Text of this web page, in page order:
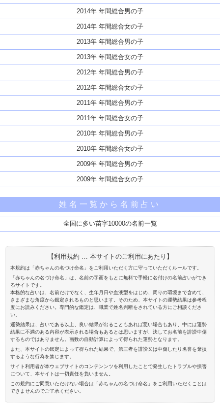
2014年 年間総合男の子
2014年 年間総合女の子
2013年 年間総合男の子
2013年 年間総合女の子
2012年 年間総合男の子
2012年 年間総合女の子
2011年 年間総合男の子
2011年 年間総合女の子
2010年 年間総合男の子
2010年 年間総合女の子
2009年 年間総合男の子
2009年 年間総合女の子
姓名一覧から名前占い
全国に多い苗字10000の名前一覧
【利用規約 … 本サイトのご利用にあたり】
本規約は「赤ちゃんの名づけ命名」をご利用いただく方に守っていただくルールです。
「赤ちゃんの名づけ命名」は、名前の字画をもとに無料で手軽に名付けの名前占いができ
るサイトです。
本格的な占いは、名前だけでなく、生年月日や血液型をはじめ、周りの環境まで含めて、
さまざまな角度から鑑定されるものと思います。そのため、本サイトの運勢結果は参考程
度にお読みください。専門的な鑑定は、職業で姓名判断をされている方にご相談くださ
い。
運勢結果は、占いである以上、良い結果が出ることもあれば悪い場合もあり、中には運勢
結果に不満のある内容が表示される場合もあるとは思いますが、決してお名前を誹謗中傷
するものではありません。画数の自動計算によって得られた運勢となります。
また、本サイトの鑑定によって得られた結果で、第三者を誹謗又は中傷したり名誉を棄損
するような行為を禁じます。
サイト利用者が本ウェブサイトのコンテンンツを利用したことで発生したトラブルや損害
について、本サイトは一切責任を負いません。
この規約にご同意いただけない場合は「赤ちゃんの名づけ命名」をご利用いただくことは
できませんのでご了承ください。